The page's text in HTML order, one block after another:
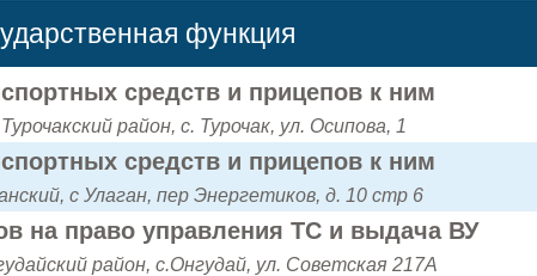
функция
средств и прицепов к ним
район, с. Турочак, ул. Осипова, 1
средств и прицепов к ним
с Улаган, пер Энергетиков, д. 10 стр 6
на право управления ТС и выдача ВУ
район, с.Онгудай, ул. Советская 217А